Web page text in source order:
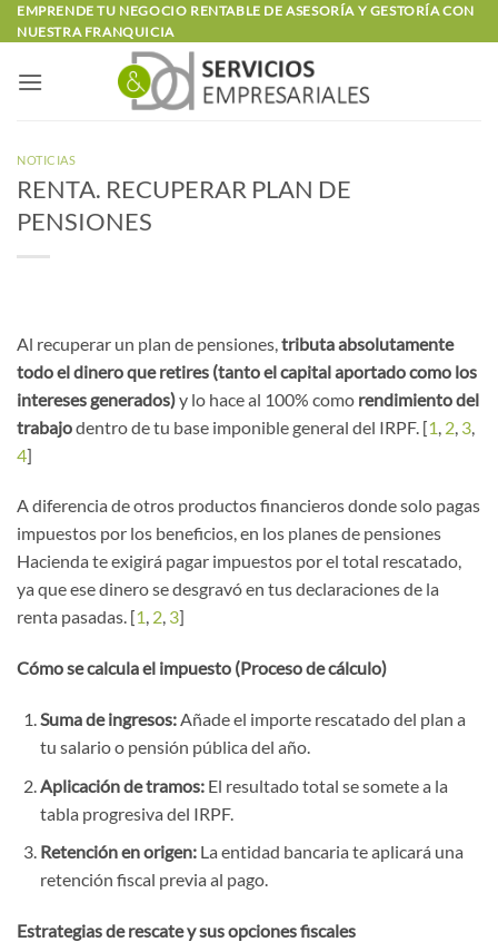
Saltar
al
EMPRENDE TU NEGOCIO RENTABLE DE ASESORÍA Y GESTORÍA CON
NUESTRA FRANQUICIA
NOTICIAS
RENTA. RECUPERAR PLAN DE
PENSIONES
Al recuperar un plan de pensiones, tributa absolutamente
todo el dinero que retires (tanto el capital aportado como los
intereses generados)y lo hace al 100% como rendimiento del
trabajodentro de tu base imponible general del IRPF. [1 2 3
4]
A diferencia de otros productos financieros donde solo pagas
impuestos por los beneficios, en los planes de pensiones
Hacienda te exigirá pagar impuestos por el total rescatado,
ya que ese dinero se desgravó en tus declaraciones de la
renta pasadas. [1, 2, 3]
Cómo se calcula el impuesto (Proceso de cálculo)
Suma de ingresos:Añade el importe rescatado del plan a
tu salario o pensión pública del año.
Aplicación de tramos:El resultado total se somete a la
tabla progresiva del IRPF.
Retención en origen:La entidad bancaria te aplicará una
retención fiscal previa al pago.
Estrategias de rescate y sus opciones fiscales